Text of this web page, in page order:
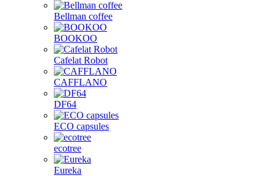
Bellman coffee
BOOKOO
Cafelat Robot
CAFFLANO
DF64
ECO capsules
ecotree
Eureka